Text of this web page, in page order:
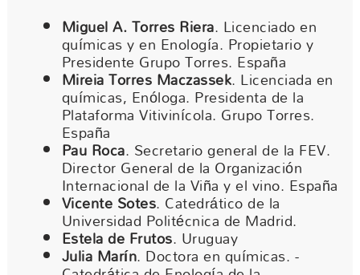
Miguel A. Torres Riera. Licenciado en
químicas y en Enología. Propietario y
Presidente Grupo Torres. España
Mireia Torres Maczassek. Licenciada en
químicas, Enóloga. Presidenta de la
Plataforma Vitivinícola. Grupo Torres.
España
Pau Roca. Secretario general de la FEV.
Director General de la Organización
Internacional de la Viña y el vino. España
Vicente Sotes. Catedrático de la
Universidad Politécnica de Madrid.
Estela de Frutos. Uruguay
Julia Marín. Doctora en químicas. -